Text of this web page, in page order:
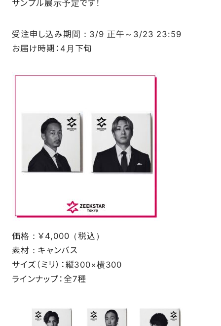
サンプル展示予定です！
受注申し込み期間：3/9 正午～3/23 23:59
お届け時期：4月下旬
価格：￥4,000（税込）
素材：キャンバス
サイズ（ミリ）：縦300×横300
ラインナップ：全7種